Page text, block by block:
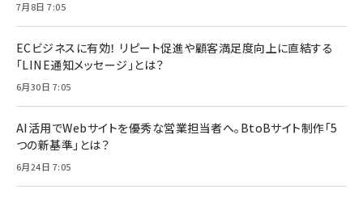
7月8日 7:05
ECビジネスに有効！ リピート促進や顧客満足度向上に直結する
「LINE通知メッセージ」とは？
6月30日 7:05
AI活用でWebサイトを優秀な営業担当者へ。BtoBサイト制作「5
つの新基準」とは？
6月24日 7:05